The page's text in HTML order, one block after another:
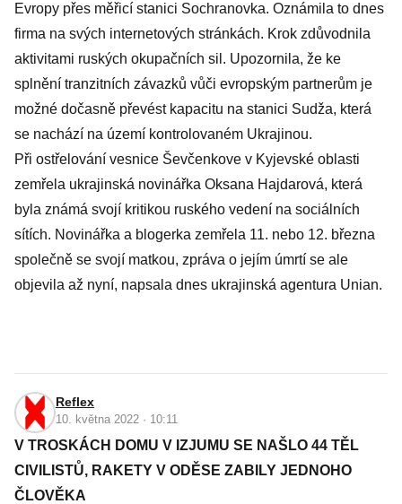
Evropy přes měřicí stanici Sochranovka. Oznámila to dnes
firma na svých internetových stránkách. Krok zdůvodnila
aktivitami ruských okupačních sil. Upozornila, že ke
splnění tranzitních závazků vůči evropským partnerům je
možné dočasně převést kapacitu na stanici Sudža, která
se nachází na území kontrolovaném Ukrajinou.
Při ostřelování vesnice Ševčenkove v Kyjevské oblasti
zemřela ukrajinská novinářka Oksana Hajdarová, která
byla známá svojí kritikou ruského vedení na sociálních
sítích. Novinářka a blogerka zemřela 11. nebo 12. března
společně se svojí matkou, zpráva o jejím úmrtí se ale
objevila až nyní, napsala dnes ukrajinská agentura Unian.
Reflex
10. května 2022 · 10:11
V TROSKÁCH DOMU V IZJUMU SE NAŠLO 44 TĚL
CIVILISTŮ, RAKETY V ODĚSE ZABILY JEDNOHO
ČLOVĚKA